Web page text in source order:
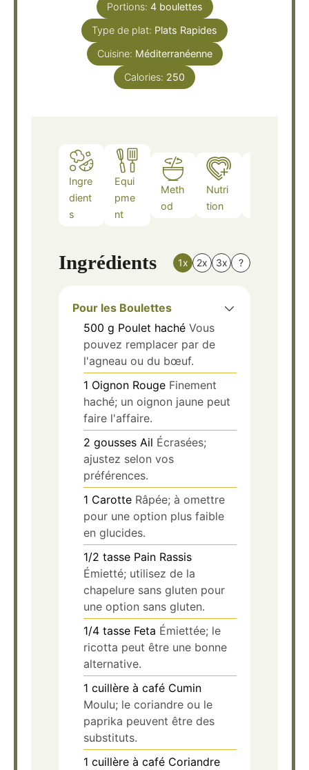
Portions: 4 boulettes
Type de plat: Plats Rapides
Cuisine: Méditerranéenne
Calories: 250
Ingre
dient
s
Equi
pme
nt
Meth
od
Nutri
tion
Ingrédients 1x 2x 3x ?
Pour les Boulettes
500 g Poulet haché Vous
pouvez remplacer par de
l'agneau ou du bœuf.
1 Oignon Rouge Finement
haché; un oignon jaune peut
faire l'affaire.
2 gousses Ail Écrasées;
ajustez selon vos
préférences.
1 Carotte Râpée; à omettre
pour une option plus faible
en glucides.
1/2 tasse Pain Rassis
Émietté; utilisez de la
chapelure sans gluten pour
une option sans gluten.
1/4 tasse Feta Émiettée; le
ricotta peut être une bonne
alternative.
1 cuillère à café Cumin
Moulu; le coriandre ou le
paprika peuvent être des
substituts.
1 cuillère à café Coriandre